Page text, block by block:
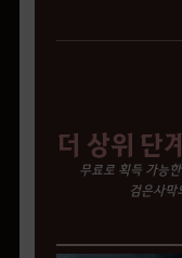
더 상위 단
무료로 획득 가능
검은사막